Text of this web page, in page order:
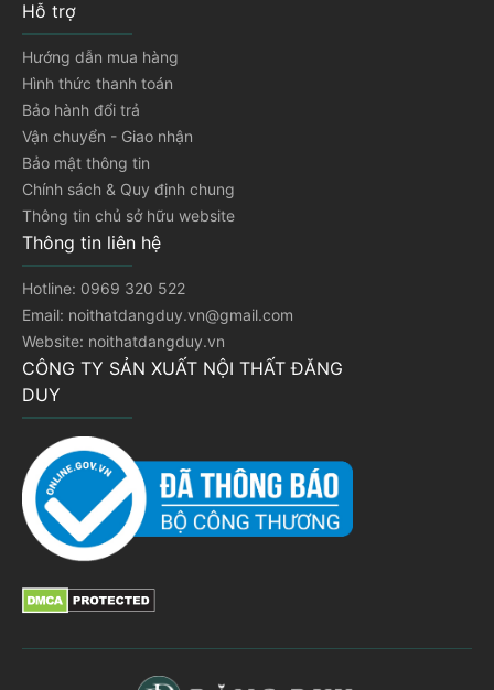
Hỗ trợ
Hướng dẫn mua hàng
Hình thức thanh toán
Bảo hành đổi trả
Vận chuyển - Giao nhận
Bảo mật thông tin
Chính sách & Quy định chung
Thông tin chủ sở hữu website
Thông tin liên hệ
Hotline: 0969 320 522
Email: noithatdangduy.vn@gmail.com
Website: noithatdangduy.vn
CÔNG TY SẢN XUẤT NỘI THẤT ĐĂNG
DUY